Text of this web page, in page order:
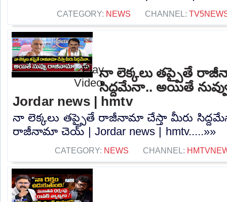
CATEGORY: NEWS CHANNEL:
నా లెక్కలు తప్పైతే
సిద్దమేనా.. అయితే
Jordar news | hmtv
నా లెక్కలు తప్పైతే రాజీనామా చేస్తా మీరు
రాజీనామా చెయ్ | Jordar news | hmtv.....»»
CATEGORY: NEWS CHANNEL: